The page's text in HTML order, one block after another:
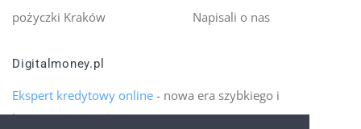
pożyczki Kraków
Napisali o nas
Digitalmoney.pl
Ekspert kredytowy online- nowa era szybkiego i
bezpiecznego pożyczania!